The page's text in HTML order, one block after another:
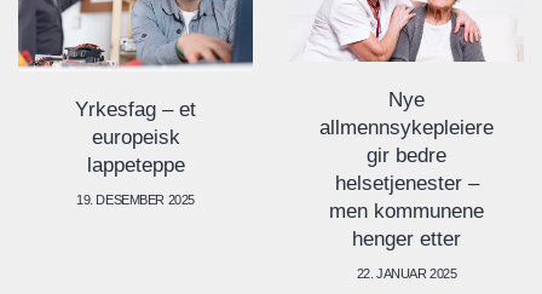
Yrkesfag – et
europeisk
lappeteppe
19. DESEMBER 2025
Nye
allmennsykepleiere
gir bedre
helsetjenester –
men kommunene
henger etter
22. JANUAR 2025